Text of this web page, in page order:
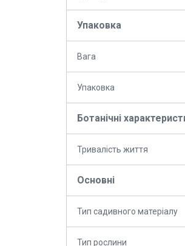
Упаковка
Вага
Упаковка
Ботанічні
Тривалість життя
Основні
Тип садивного матеріалу
Тип рослини